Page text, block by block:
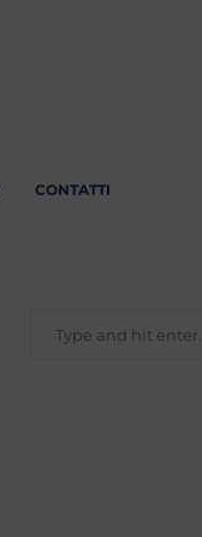
CONTATTI